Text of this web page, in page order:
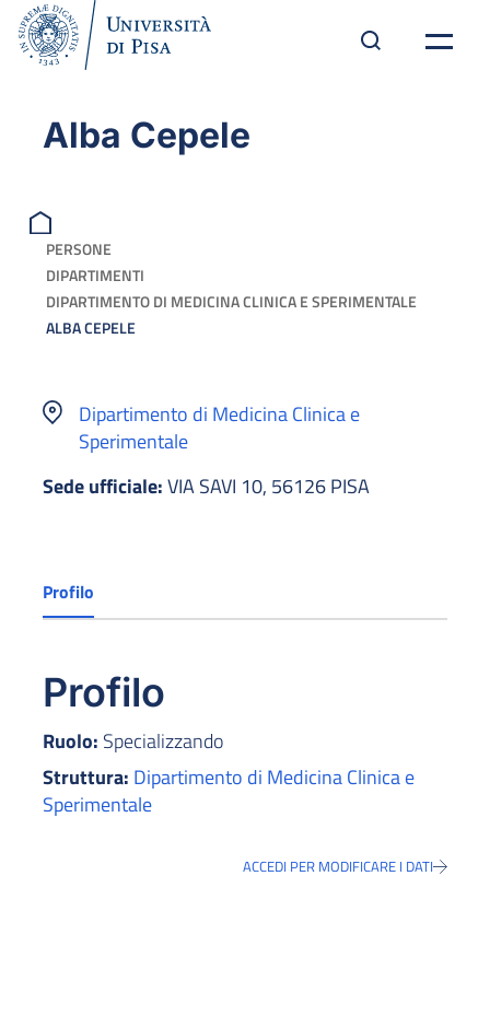
Alba Cepele
PERSONE
DIPARTIMENTI
DIPARTIMENTO DI MEDICINA CLINICA E SPERIMENTALE
ALBA CEPELE
Dipartimento di Medicina Clinica e
Sperimentale
Sede ufficiale:VIA SAVI 10, 56126 PISA
Profilo
Profilo
Ruolo: Specializzando
Struttura: Dipartimento di Medicina Clinica e
Sperimentale
ACCEDI PER MODIFICARE I DATI